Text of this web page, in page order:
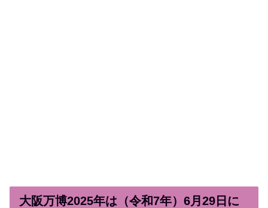
大阪万博2025年は（令和7年）6月29日に